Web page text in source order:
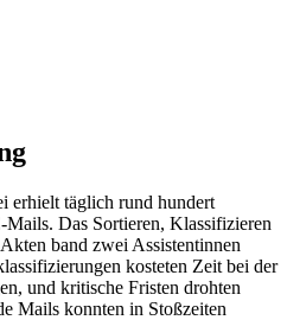
erhielt täglich rund hundert
Das Sortieren, Klassifizieren
band zwei Assistentinnen
kosteten Zeit bei der
und kritische Fristen drohten
Mails konnten in Stoßzeiten